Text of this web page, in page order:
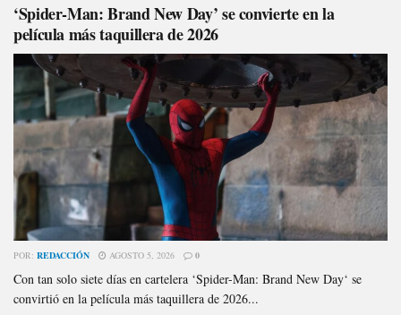
‘Spider-Man: Brand New Day’ se convierte en la
película más taquillera de 2026
POR: REDACCIÓN AGOSTO 5, 2026 0
Con tan solo siete días en cartelera ‘Spider-Man: Brand New Day‘ se
convirtió en la película más taquillera de 2026...